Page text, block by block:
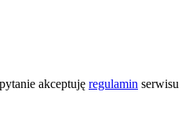
akceptuję regulamin serwisu